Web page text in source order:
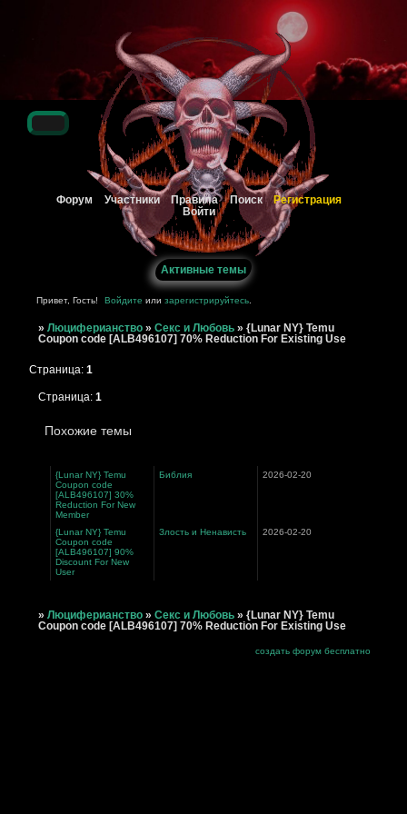
Форум Участники Правила Поиск Регистрация
Войти
Активные темы
Привет, Гость! Войдите илизарегистрируйтесь
» Люциферианство » Секс и Любовь » {Lunar NY} Temu
Coupon code [ALB496107] 70% Reduction For Existing Use
Страница:1
Страница: 1
Похожие темы
{Lunar NY} Temu
Coupon code
[ALB496107] 30%
Reduction For New
Member
Библия 2026-02-20
{Lunar NY} Temu
Coupon code
[ALB496107] 90%
Discount For New
User
Злость и Ненависть 2026-02-20
» Люциферианство » Секс и Любовь » {Lunar NY} Temu
Coupon code [ALB496107] 70% Reduction For Existing Use
создать форум бесплатно